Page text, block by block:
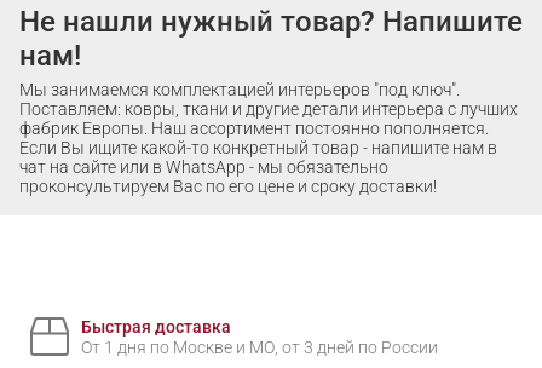
Не нашли нужный товар? Напишите
нам!
Мы занимаемся комплектацией интерьеров "под ключ".
Поставляем: ковры, ткани и другие детали интерьера с лучших
фабрик Европы. Наш ассортимент постоянно пополняется.
Если Вы ищите какой-то конкретный товар - напишите нам в
чат на сайте или в WhatsApp - мы обязательно
проконсультируем Вас по его цене и сроку доставки!
Быстрая доставка
От 1 дня по Москве и МО, от 3 дней по России